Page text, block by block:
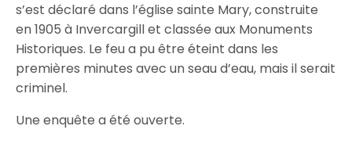
s’est déclaré dans l’église sainte Mary, construite
en 1905 à Invercargill et classée aux Monuments
Historiques. Le feu a pu être éteint dans les
premières minutes avec un seau d’eau, mais il serait
criminel.
Une enquête a été ouverte.